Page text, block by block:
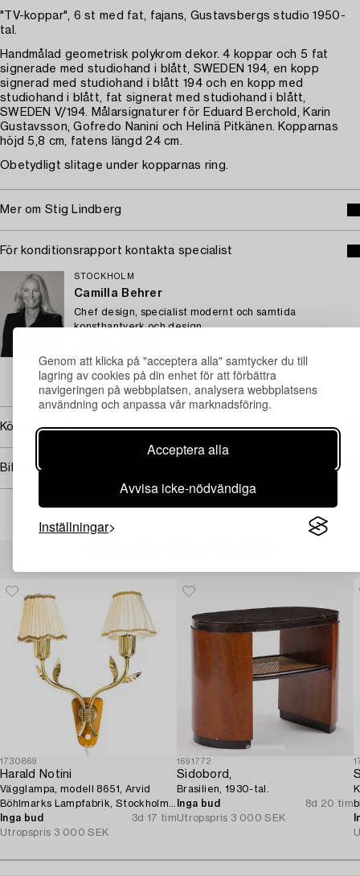
Genom att klicka på "acceptera alla" samtycker du till
lagring av cookies på din enhet för att förbättra
navigeringen på webbplatsen, analysera webbplatsens
användning och anpassa vår marknadsföring.
Acceptera alla
Avvisa icke-nödvändiga
Inställningar
"TV-koppar", 6 st med fat, fajans, Gustavsbergs studio 1950-
tal.
Handmålad geometrisk polykrom dekor. 4 koppar och 5 fat
signerade med studiohand i blått, SWEDEN 194, en kopp
signerad med studiohand i blått 194 och en kopp med
studiohand i blått, fat signerat med studiohand i blått,
SWEDEN V/194. Målarsignaturer för Eduard Berchold, Karin
Gustavsson, Gofredo Nanini och Helinä Pitkänen. Kopparnas
höjd 5,8 cm, fatens längd 24 cm.
Obetydligt slitage under kopparnas ring.
Mer om Stig Lindberg
För konditionsrapport kontakta specialist
STOCKHOLM
Camilla Behrer
Chef design, specialist modernt och samtida
konsthantverk och design
E-post
→ Se vad vi söker
Köpinformation
Bildrättigheter
1730869
Harald Notini
Vägglampa, modell 8651, Arvid
Böhlmarks Lampfabrik, Stockholm,
1940-tal.
Inga bud
3d 17 tim
Utropspris 3 000 SEK
1691772
Sidobord,
Brasilien, 1930-tal.
Inga bud
8d 20 tim
Utropspris 3 000 SEK